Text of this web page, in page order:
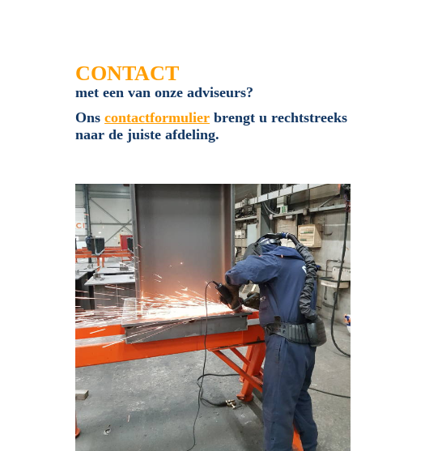
CONTACT
met een van onze adviseurs?
Ons contactformulier brengt u rechtstreeks
naar de juiste afdeling.